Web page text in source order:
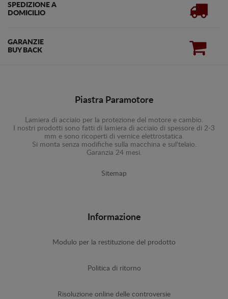
SPEDIZIONE A
DOMICILIO
GARANZIE
BUY BACK
Piastra Paramotore
Lamiera di acciaio per la protezione del motore e cambio.
I nostri prodotti sono fatti di lamiera di acciaio di spessore di 2-3
mm e sono ricoperti di vernice elettrostatica.
Si monta senza modifiche sulla macchina e sul'telaio.
Garanzia 24 mesi.
Sitemap
Informazione
Modulo per la restituzione del prodotto
Politica di ritorno
Risoluzione online delle controversie